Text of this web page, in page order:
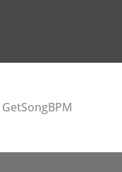
GetSongBPM